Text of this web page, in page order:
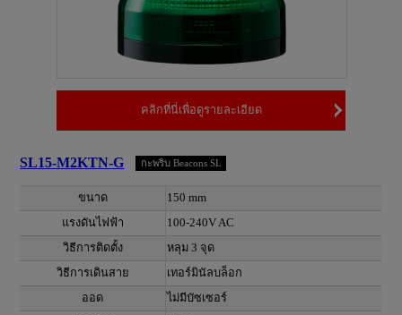
คลิกที่นี่เพื่อดูรายละเอียด
SL15-M2KTN-G กะพริบ Beacons SL
ขนาด
150 mm
แรงดันไฟฟ้า
100-240V AC
วิธีการติดตั้ง
หลุม 3 จุด
วิธีการเดินสาย
เทอร์มินัลบล็อก
ออด
ไม่มีบัซเซอร์